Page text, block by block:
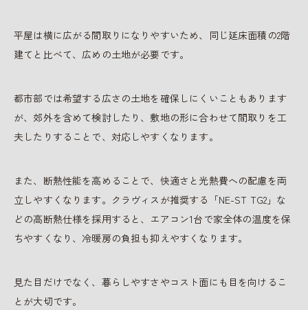
平屋は横に広がる間取りになりやすいため、同じ延床面積の2階
建てと比べて、広めの土地が必要です。
都市部では希望する広さの土地を確保しにくいこともあります
が、郊外を含めて検討したり、敷地の形に合わせて間取りを工
夫したりすることで、対応しやすくなります。
また、断熱性能を高めることで、快適さと光熱費への配慮を両
立しやすくなります。クラヴィスが推奨する「NE-ST TG2」な
どの高断熱仕様を採用すると、エアコン1台で家全体の温度を保
ちやすくなり、冷暖房の負担も抑えやすくなります。
見た目だけでなく、暮らしやすさやコスト面にも目を向けるこ
とが大切です。